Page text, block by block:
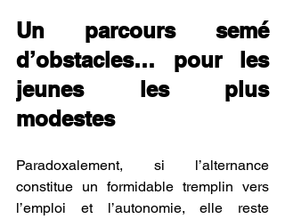
Un parcours semé
d’obstacles… pour les
jeunes les plus
modestes
Paradoxalement, si l’alternance
constitue un formidable tremplin vers
l’emploi et l’autonomie, elle reste